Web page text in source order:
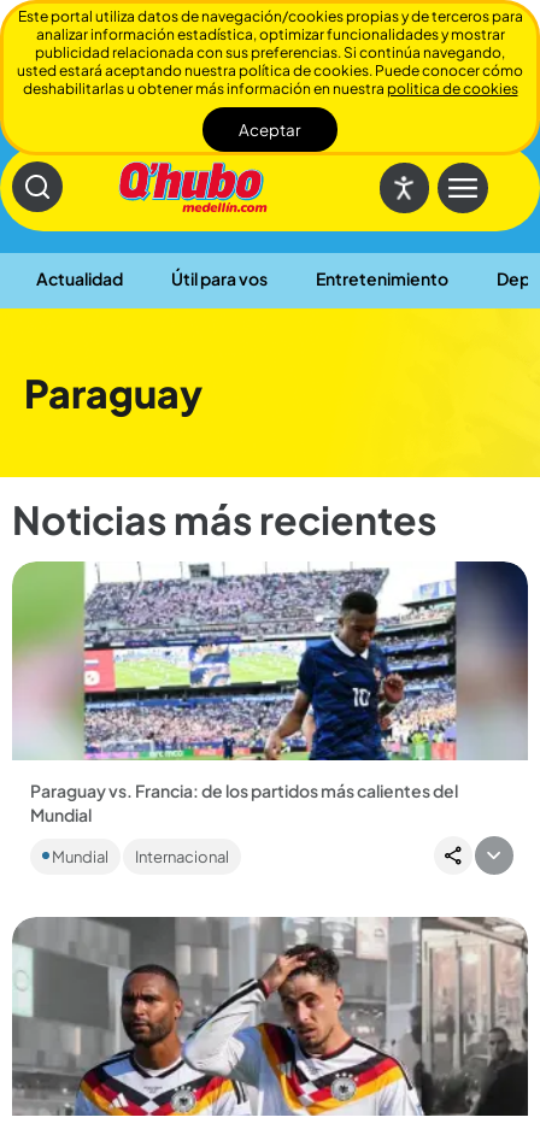
Actualidad Útil para vos Entretenimiento
Cerrar
Paraguay
Noticias más recientes
Paraguay vs. Francia: de los partidos más calientes del
Mundial
En el encuentro entre Paraguay vs. Francia los jugadores no
se quedaron con nada. Se fueron a muerte y Paraguay voló
Mundial Internacional
Compartir Noticia
Este portal utiliza datos de navegación/cookies propias y de terceros para
analizar información estadística, optimizar funcionalidades y mostrar
publicidad relacionada con sus preferencias. Si continúa navegando,
usted estará aceptando nuestra política de cookies. Puede conocer cómo
deshabilitarlas u obtener más información en nuestra politica de cookies
Aceptar